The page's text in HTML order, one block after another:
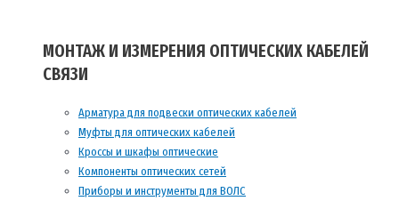
МОНТАЖ И ИЗМЕРЕНИЯ ОПТИЧЕСКИХ КАБЕЛЕЙ
СВЯЗИ
Арматура для подвески оптических кабелей
Муфты для оптических кабелей
Кроссы и шкафы оптические
Компоненты оптических сетей
Приборы и инструменты для ВОЛС